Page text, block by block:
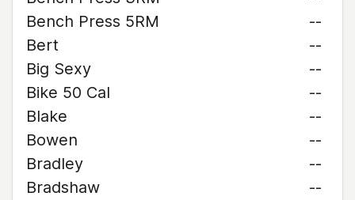
Bench Press 5RM
--
Bert
--
Big Sexy
--
Bike 50 Cal
--
Blake
--
Bowen
--
Bradley
--
Bradshaw
--